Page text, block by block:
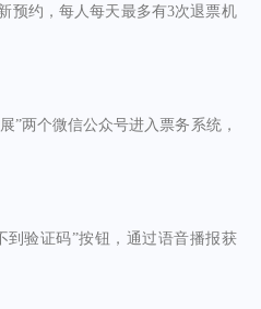
预约，每人每天最多有3次退票机
”两个微信公众号进入票务系统，
到验证码”按钮，通过语音播报获